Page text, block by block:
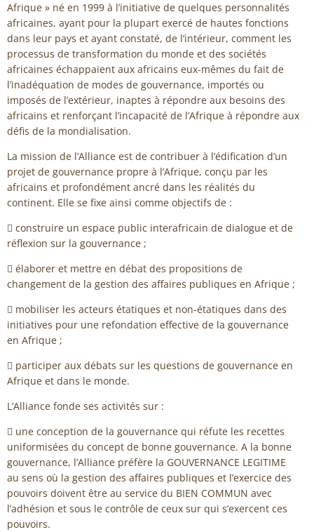
Afrique » né en 1999 à l’initiative de quelques personnalités
africaines, ayant pour la plupart exercé de hautes fonctions
dans leur pays et ayant constaté, de l’intérieur, comment les
processus de transformation du monde et des sociétés
africaines échappaient aux africains eux-mêmes du fait de
l’inadéquation de modes de gouvernance, importés ou
imposés de l’extérieur, inaptes à répondre aux besoins des
africains et renforçant l’incapacité de l’Afrique à répondre aux
défis de la mondialisation.
La mission de l’Alliance est de contribuer à l’édification d’un
projet de gouvernance propre à l’Afrique, conçu par les
africains et profondément ancré dans les réalités du
continent. Elle se fixe ainsi comme objectifs de :
 construire un espace public interafricain de dialogue et de
réflexion sur la gouvernance ;
 élaborer et mettre en débat des propositions de
changement de la gestion des affaires publiques en Afrique ;
 mobiliser les acteurs étatiques et non-étatiques dans des
initiatives pour une refondation effective de la gouvernance
en Afrique ;
 participer aux débats sur les questions de gouvernance en
Afrique et dans le monde.
L’Alliance fonde ses activités sur :
 une conception de la gouvernance qui réfute les recettes
uniformisées du concept de bonne gouvernance. A la bonne
gouvernance, l’Alliance préfère la GOUVERNANCE LEGITIME
au sens où la gestion des affaires publiques et l’exercice des
pouvoirs doivent être au service du BIEN COMMUN avec
l’adhésion et sous le contrôle de ceux sur qui s’exercent ces
pouvoirs.